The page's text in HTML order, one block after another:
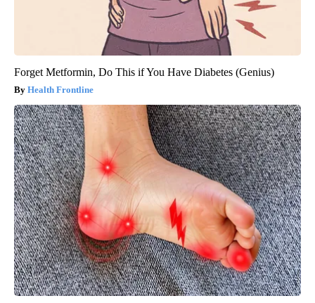
Forget Metformin, Do This if You Have Diabetes (Genius)
Health Frontline